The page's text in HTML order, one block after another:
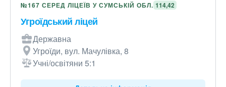
№167 СЕРЕД ЛІЦЕЇВ У СУМСЬКІЙ ОБЛ. 114,42
Угроїдський ліцей
Державна
Угроїди, вул. Мачулівка, 8
Учні/освітяни 5:1